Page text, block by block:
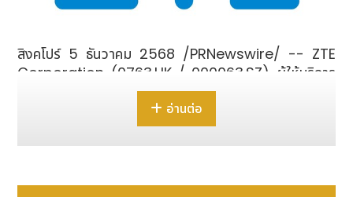
สิงคโปร์ 5 ธันวาคม 2568 /PRNewswire/ -- ZTE
Corporation (0763.HK / 000063.SZ) ผู้ให้บริการ
โซลูชันเทคโนโลยีสารสนเทศและการสื่อสารครบวงจรชั้นนำ
Cui Liประธานเจ้าหน้าที่ฝ่ายพัฒนา
(CDO) ของบริษัท ได้รับเกียรติขึ้นกล่าวปาฐกถาในงาน AI
Innovation Asia 2025 ซึ่งจัดโดย Economist
เครือ The Economist Group
อ่านต่อ